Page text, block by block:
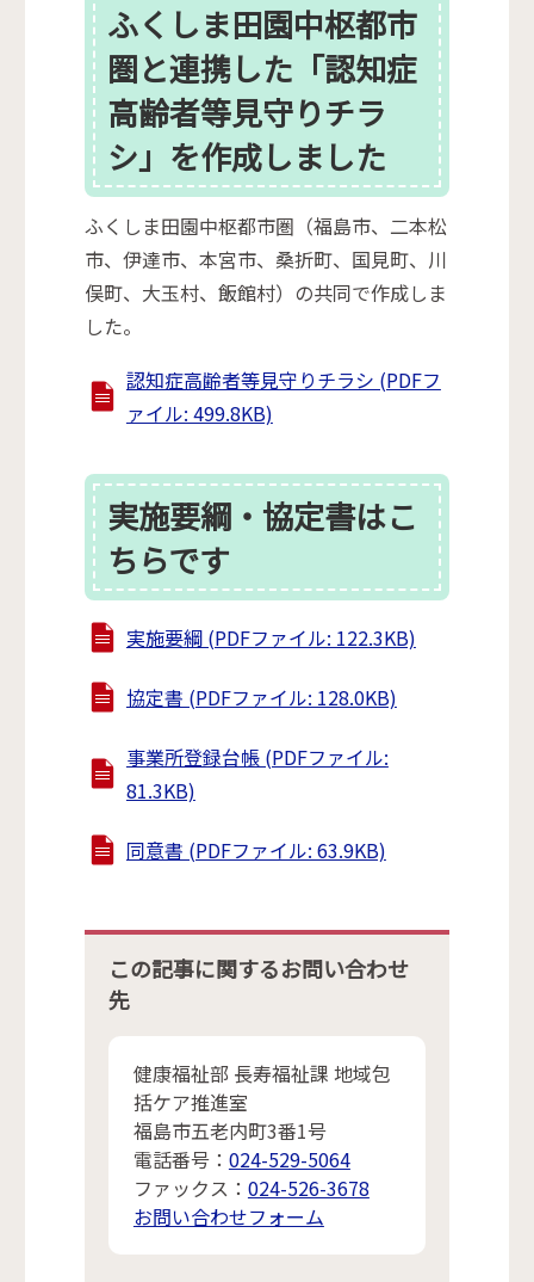
ふくしま田園中枢都市
圏と連携した「認知症
高齢者等見守りチラ
シ」を作成しました
ふくしま田園中枢都市圏（福島市、二本松
市、伊達市、本宮市、桑折町、国見町、川
俣町、大玉村、飯館村）の共同で作成しま
した。
認知症高齢者等見守りチラシ (PDFフ
ァイル: 499.8KB)
実施要綱・協定書はこ
ちらです
実施要綱 (PDFファイル: 122.3KB)
協定書 (PDFファイル: 128.0KB)
事業所登録台帳 (PDFファイル:
81.3KB)
同意書 (PDFファイル: 63.9KB)
この記事に関するお問い合わせ
先
健康福祉部 長寿福祉課 地域包
括ケア推進室
福島市五老内町3番1号
電話番号： 024-529-5064
ファックス： 024-526-3678
お問い合わせフォーム